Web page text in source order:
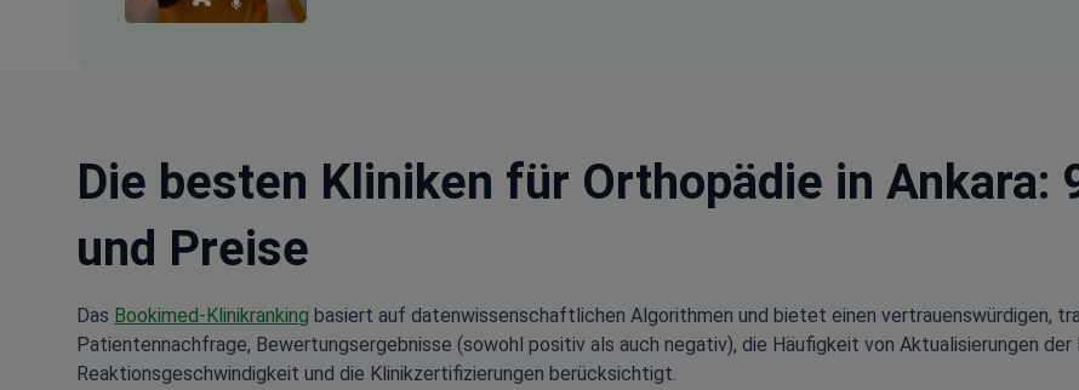
Die besten Kliniken für Orthopädie in Ankara:
und Preise
Das Bookimed-Klinikranking basiert auf datenwissenschaftlichen Algorithmen und bietet einen vertrauenswürdigen,
Patientennachfrage, Bewertungsergebnisse (sowohl positiv als auch negativ), die Häufigkeit von Aktualisierungen der
Reaktionsgeschwindigkeit und die Klinikzertifizierungen berücksichtigt.